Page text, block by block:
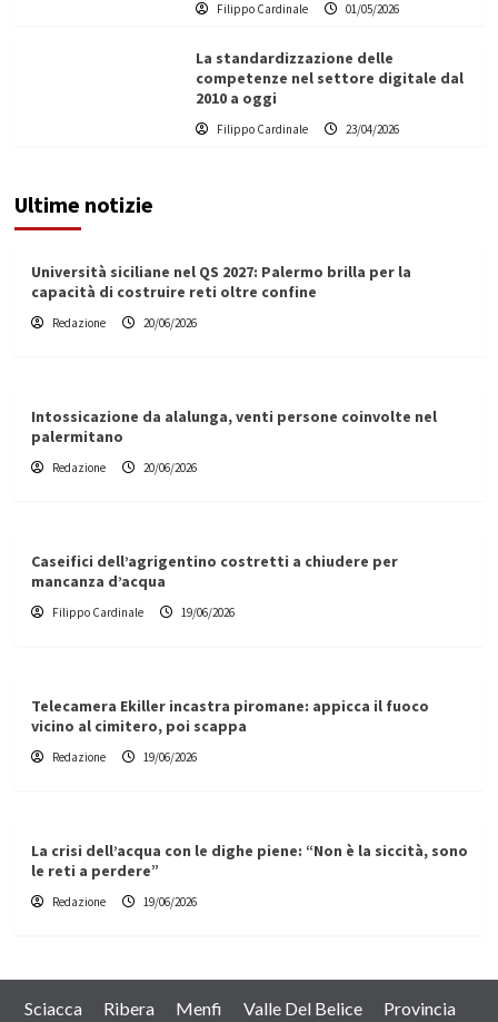
Filippo Cardinale 01/05/2026
La standardizzazione delle
competenze nel settore digitale dal
2010 a oggi
Filippo Cardinale 23/04/2026
Ultime notizie
Università siciliane nel QS 2027: Palermo brilla per la
capacità di costruire reti oltre confine
Redazione 20/06/2026
Intossicazione da alalunga, venti persone coinvolte nel
palermitano
Redazione 20/06/2026
Caseifici dell’agrigentino costretti a chiudere per
mancanza d’acqua
Filippo Cardinale 19/06/2026
Telecamera Ekiller incastra piromane: appicca il fuoco
vicino al cimitero, poi scappa
Redazione 19/06/2026
La crisi dell’acqua con le dighe piene: “Non è la siccità, sono
le reti a perdere”
Redazione 19/06/2026
Sciacca Ribera Menfi Valle Del Belice Provincia